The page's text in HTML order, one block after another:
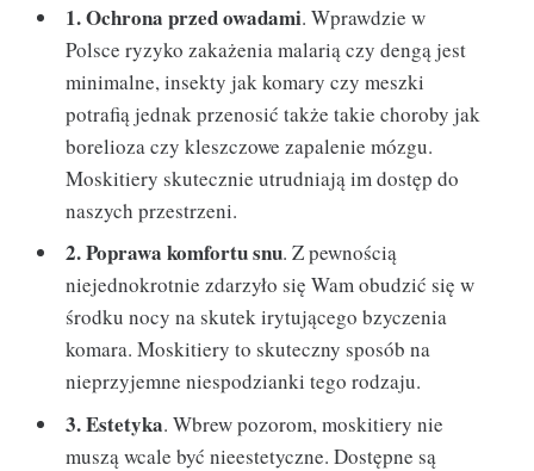
1. Ochrona przed owadami. Wprawdzie w
Polsce ryzyko zakażenia malarią czy dengą jest
minimalne, insekty jak komary czy meszki
potrafią jednak przenosić także takie choroby jak
borelioza czy kleszczowe zapalenie mózgu.
Moskitiery skutecznie utrudniają im dostęp do
naszych przestrzeni.
2. Poprawa komfortu snu. Z pewnością
niejednokrotnie zdarzyło się Wam obudzić się w
środku nocy na skutek irytującego bzyczenia
komara. Moskitiery to skuteczny sposób na
nieprzyjemne niespodzianki tego rodzaju.
3. Estetyka. Wbrew pozorom, moskitiery nie
muszą wcale być nieestetyczne. Dostępne są